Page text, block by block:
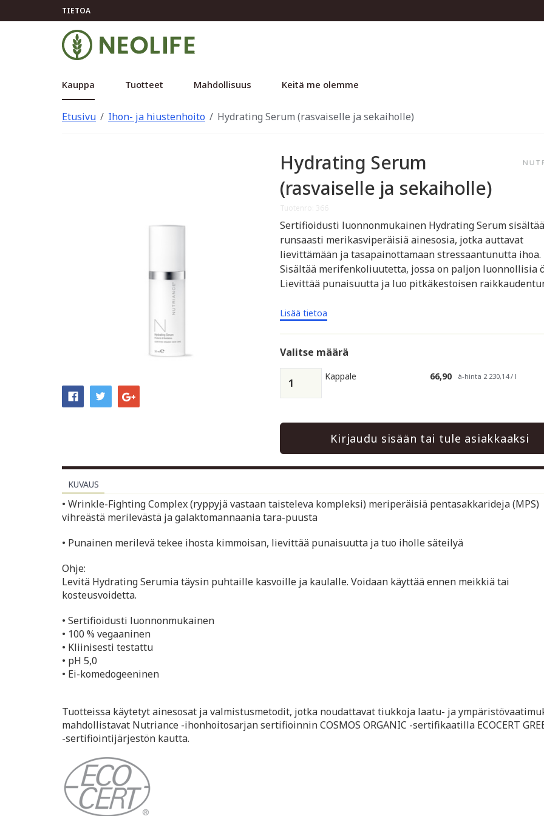
TIETOA
Kauppa Tuotteet Mahdollisuus Keitä me olemme
Etusivu Ihon- ja hiustenhoito Hydrating Serum (rasvaiselle ja sekaiholle)
Hydrating Serum
(rasvaiselle ja sekaiholle)
Sertifioidusti luonnonmukainen Hydrating Serum sisältää
runsaasti merikasviperäisiä ainesosia, jotka auttavat
lievittämään ja tasapainottamaan stressaantunutta ihoa.
Sisältää merifenkoliuutetta, jossa on paljon luonnollisia
Lievittää punaisuutta ja luo pitkäkestoisen
Lisää tietoa
Valitse määrä
Kappale 66,90 à-hinta 2 230,14 / l
Kirjaudu sisään tai tule asiakkaaksi
KUVAUS
• Wrinkle-Fighting Complex (ryppyjä vastaan taisteleva kompleksi) meriperäisiä pentasakkarideja (MPS)
vihreästä merilevästä ja galaktomannaania tara-puusta
• Punainen merilevä tekee ihosta kimmoisan, lievittää punaisuutta ja tuo iholle säteilyä
Ohje:
Levitä Hydrating Serumia täysin puhtaille kasvoille ja kaulalle. Voidaan käyttää ennen meikkiä tai
kosteusvoidetta.
• Sertifioidusti luonnonmukainen
• 100 % vegaaninen
• Kliinisesti testattu
• pH 5,0
• Ei-komedogeeninen
Tuotteissa käytetyt ainesosat ja valmistusmetodit, jotka noudattavat tiukkoja laatu- ja
mahdollistavat Nutriance -ihonhoitosarjan sertifioinnin COSMOS ORGANIC -sertifikaatilla ECOCERT
-sertifiointijärjestön kautta.